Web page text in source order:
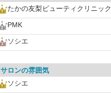
たかの友梨ビューティクリニック
PMK
ソシエ
サロンの雰囲気
ソシエ